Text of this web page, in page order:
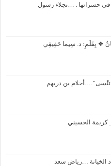
في حسراتها . …نجلاء رسول
❖ بِقَلَمِ: د. سِيما حَقِيقِي
بن دريهم
كريمة الحسيني
الخيانة …رياض سعد